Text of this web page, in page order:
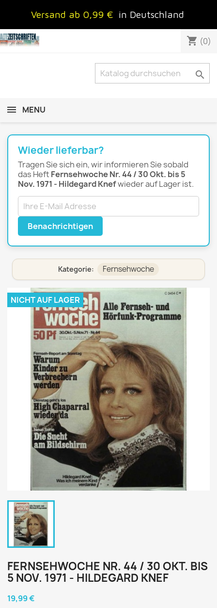
Versand ab 0,99 € in Deutschland
shopping_cart (0)

MENU
Wieder lieferbar?
Tragen Sie sich ein, wir informieren Sie sobald
das Heft Fernsehwoche Nr. 44 / 30 Okt. bis 5
Nov. 1971 - Hildegard Knefwieder auf Lager ist.
Benachrichtigen
Kategorie: Fernsehwoche
NICHT AUF LAGER
FERNSEHWOCHE NR. 44 / 30 OKT. BIS
5 NOV. 1971 - HILDEGARD KNEF
19,99 €